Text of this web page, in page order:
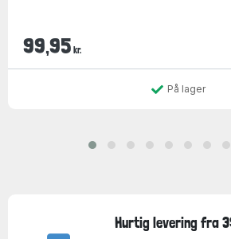
99,95 kr.
På lager
Hurtig levering fra